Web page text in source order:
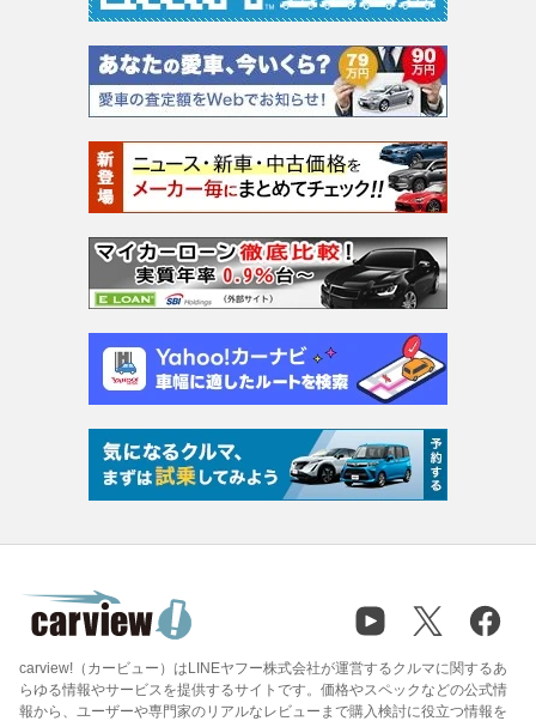
carview!（カービュー）はLINEヤフー株式会社が運営するクルマに関するあ
らゆる情報やサービスを提供するサイトです。価格やスペックなどの公式情
報から、ユーザーや専門家のリアルなレビューまで購入検討に役立つ情報を